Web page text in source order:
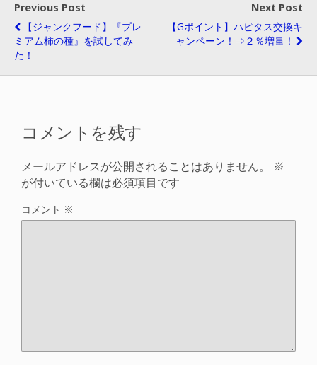
Previous Post
【ジャンクフード】『プレ
ミアム柿の種』を試してみ
た！
Next Post
【Gポイント】ハピタス交換キ
ャンペーン！⇒２％増量！
コメントを残す
メールアドレスが公開されることはありません。
※
が付いている欄は必須項目です
コメント ※